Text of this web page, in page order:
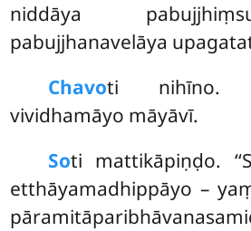
niddāya
pabujjhanavelāya
Chavoti nihīno.
vividhamāyo māyāvī.
Soti mattikāpiṇḍo.
etthāyamadhippāyo –